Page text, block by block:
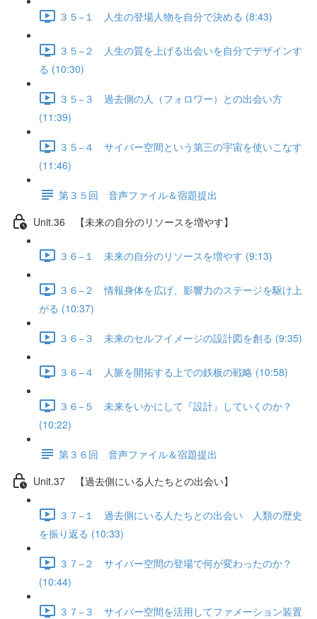
３５−１ 人生の登場人物を自分で決める (8:43)
３５−２ 人生の質を上げる出会いを自分でデザインす
る (10:30)
３５−３ 過去側の人（フォロワー）との出会い方
(11:39)
３５−４ サイバー空間という第三の宇宙を使いこなす
(11:46)
第３５回 音声ファイル＆宿題提出
Unit.36 【未来の自分のリソースを増やす】
３６−１ 未来の自分のリソースを増やす (9:13)
３６−２ 情報身体を広げ、影響力のステージを駆け上
がる (10:37)
３６−３ 未来のセルフイメージの設計図を創る (9:35)
３６−４ 人脈を開拓する上での鉄板の戦略 (10:58)
３６−５ 未来をいかにして『設計』していくのか？
(10:22)
第３６回 音声ファイル＆宿題提出
Unit.37 【過去側にいる人たちとの出会い】
３７−１ 過去側にいる人たちとの出会い 人類の歴史
を振り返る (10:33)
３７−２ サイバー空間の登場で何が変わったのか？
(10:44)
３７−３ サイバー空間を活用してファメーション装置